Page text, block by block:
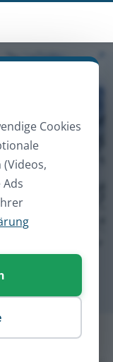
Cookies